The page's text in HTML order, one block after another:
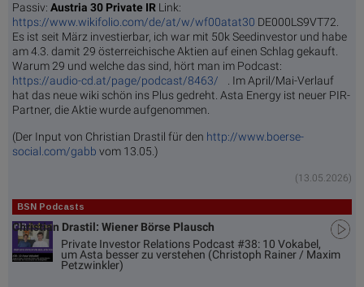
Passiv: Austria 30 Private IR Link:
https://www.wikifolio.com/de/at/w/wf00atat30 DE000LS9VT72.
Es ist seit März investierbar, ich war mit 50k Seedinvestor und habe
am 4.3. damit 29 österreichische Aktien auf einen Schlag gekauft.
Warum 29 und welche das sind, hört man im Podcast:
https://audio-cd.at/page/podcast/8463/ . Im April/Mai-Verlauf
hat das neue wiki schön ins Plus gedreht. Asta Energy ist neuer PIR-
Partner, die Aktie wurde aufgenommen.
(Der Input von Christian Drastil für den http://www.boerse-
social.com/gabb vom 13.05.)
(13.05.2026)
BSN Podcasts
Christian Drastil: Wiener Börse Plausch
Private Investor Relations Podcast #38: 10 Vokabel,
um Asta besser zu verstehen (Christoph Rainer / Maxim
Petzwinkler)